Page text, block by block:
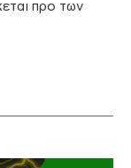
προ των